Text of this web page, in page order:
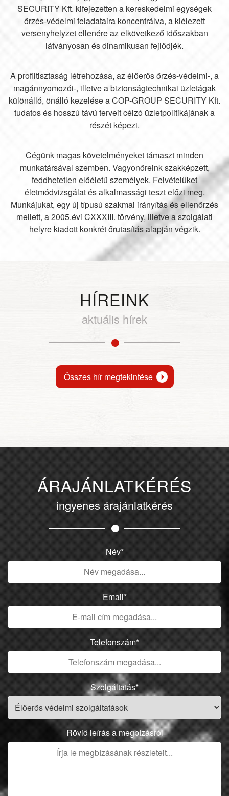
SECURITY Kft. kifejezetten a kereskedelmi egységek
őrzés-védelmi feladataira koncentrálva, a kiélezett
versenyhelyzet ellenére az elkövetkező időszakban
látványosan és dinamikusan fejlődjék.
A profiltisztaság létrehozása, az élőerős őrzés-védelmi-, a
magánnyomozói-, illetve a biztonságtechnikai üzletágak
különálló, önálló kezelése a COP-GROUP SECURITY Kft.
tudatos és hosszú távú terveit célzó üzletpolitikájának a
részét képezi.
Cégünk magas követelményeket támaszt minden
munkatársával szemben. Vagyonőreink szakképzett,
feddhetetlen előéletű személyek. Felvételüket
életmódvizsgálat és alkalmassági teszt előzi meg.
Munkájukat, egy új típusú szakmai irányítás és ellenőrzés
mellett, a 2005.évi CXXXIII. törvény, illetve a szolgálati
helyre kiadott konkrét őrutasítás alapján végzik.
HÍREINK
aktuális hírek
Összes hír megtekintése
ÁRAJÁNLATKÉRÉS
ingyenes árajánlatkérés
Név*
Email*
Telefonszám*
Szolgáltatás*
Rövid leírás a megbízásról